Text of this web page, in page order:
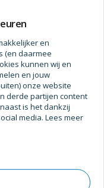
/ 46x96
en
(en daarmee
kunnen wij en
en jouw
onze website
derde partijen content
is het dankzij
media. Lees meer